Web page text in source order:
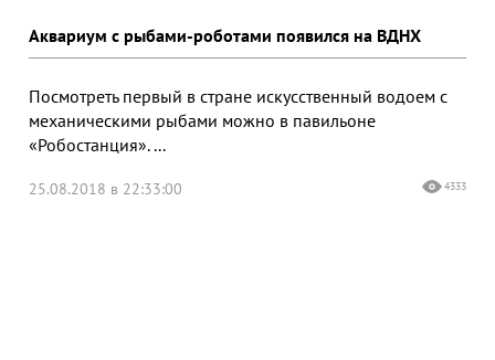
Аквариум с рыбами-роботами появился на ВДНХ
Посмотреть первый в стране искусственный водоем с
механическими рыбами можно в павильоне
«Робостанция». ...
25.08.2018 в 22:33:00 4333